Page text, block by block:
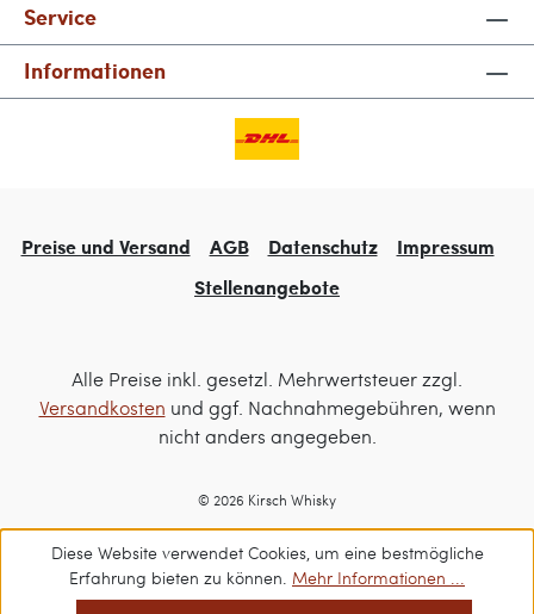
Service
Informationen
Preise und Versand AGB Datenschutz
Impressum
Stellenangebote
Alle Preise inkl. gesetzl. Mehrwertsteuer zzgl.
Versandkosten und ggf. Nachnahmegebühren, wenn
nicht anders angegeben.
© 2026 Kirsch Whisky
Diese Website verwendet Cookies, um eine bestmögliche
Erfahrung bieten zu können. Mehr Informationen ...